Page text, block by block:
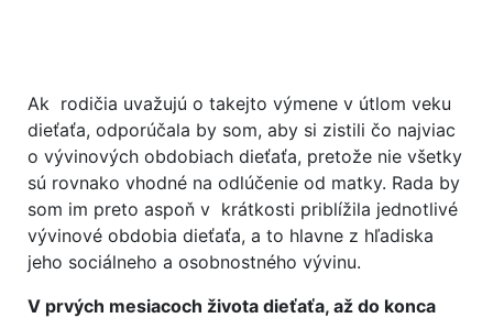
Ak rodičia uvažujú o takejto výmene v útlom veku
dieťaťa, odporúčala by som, aby si zistili čo najviac
o vývinových obdobiach dieťaťa, pretože nie všetky
sú rovnako vhodné na odlúčenie od matky. Rada by
som im preto aspoň v krátkosti priblížila jednotlivé
vývinové obdobia dieťaťa, a to hlavne z hľadiska
jeho sociálneho a osobnostného vývinu.
V prvých mesiacoch života dieťaťa, až do konca